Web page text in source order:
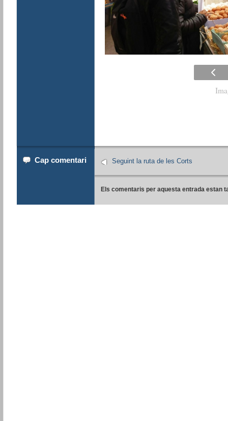
Cap comentari Seguint la ruta de les Corts
Els comentaris per aquesta entrada estan